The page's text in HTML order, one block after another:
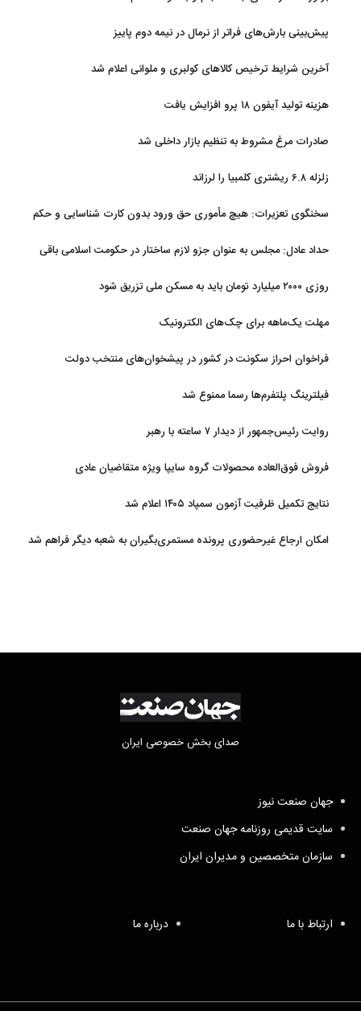
پیش‌بینی بارش‌های فراتر از نرمال در نیمه دوم پاییز
آخرین شرایط ترخیص کالاهای کولبری و ملوانی اعلام شد
هزینه تولید آیفون ۱۸ پرو افزایش یافت
صادرات مرغ مشروط به تنظیم بازار داخلی شد
زلزله ۶.۸ ریشتری کلمبیا را لرزاند
سخنگوی تعزیرات: هیچ مأموری حق ورود بدون کارت شناسایی و حکم
حداد عادل: مجلس به عنوان جزو لازم ساختار در حکومت اسلامی باقی
روزی ۲۰۰۰ میلیارد تومان باید به مسکن ملی تزریق شود
مهلت یک‌ماهه برای چک‌های الکترونیک
فراخوان احراز سکونت در کشور در پیشخوان‌های منتخب دولت
فیلترینگ پلتفرم‌ها رسما ممنوع شد
روایت رئیس‌جمهور از دیدار ۷ ساعته با رهبر
فروش فوق‌العاده محصولات گروه سایپا ویژه متقاضیان عادی
نتایج تکمیل ظرفیت آزمون سمپاد ۱۴۰۵ اعلام شد
امکان ارجاع غیرحضوری پرونده مستمری‌بگیران به شعبه دیگر فراهم شد
صدای بخش خصوصی ایران
جهان صنعت نیوز
سایت قدیمی روزنامه جهان صنعت
سازمان متخصصین و مدیران ایران
ارتباط با ما درباره ما